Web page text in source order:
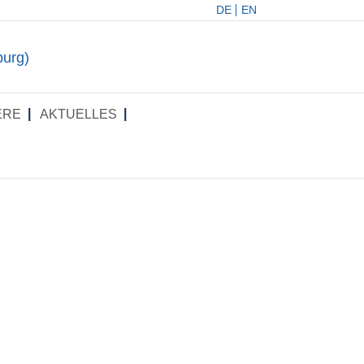
DE EN
AKTU­EL­LES